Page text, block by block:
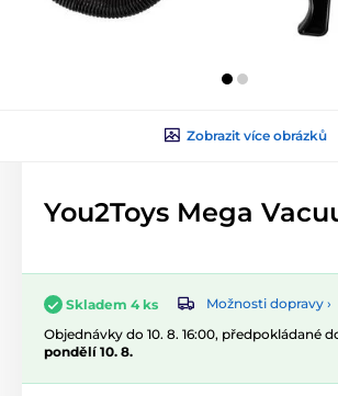
Zobrazit více obrázků
You2Toys Mega
Skladem 4 ks
Možnosti dopravy ›
Objednávky do 10. 8. 16:00, předpokládané
pondělí 10. 8.